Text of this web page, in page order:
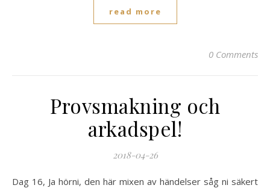
read more
0 Comments
Provsmakning och
arkadspel!
2018-04-26
Dag 16, Ja hörni, den här mixen av händelser såg ni säkert